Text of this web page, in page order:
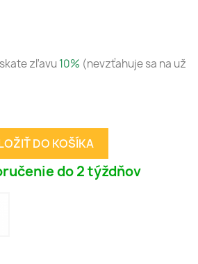
zľavu10% (nevzťahuje sa na už
DO KOŠÍKA
do 2 týždňov